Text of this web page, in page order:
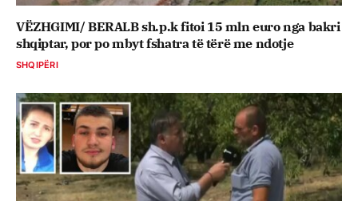
VËZHGIMI/ BERALB sh.p.k fitoi 15 mln euro nga bakri
shqiptar, por po mbyt fshatra të tërë me ndotje
SHQIPËRI